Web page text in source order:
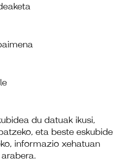
du datuak ikusi,
eta beste eskubide
informazio xehatuan